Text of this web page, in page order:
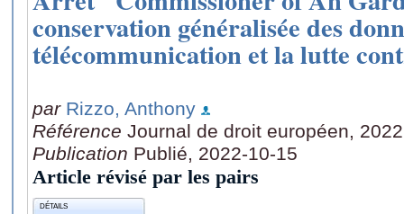
conservation généralisée des
télécommunication et la lutte
par Rizzo, Anthony
Référence Journal de droit européen,
Publication Publié, 2022-10-15
Article révisé par les pairs
DÉTAILS